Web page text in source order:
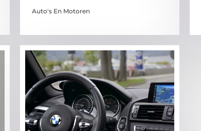
Auto's En Motoren